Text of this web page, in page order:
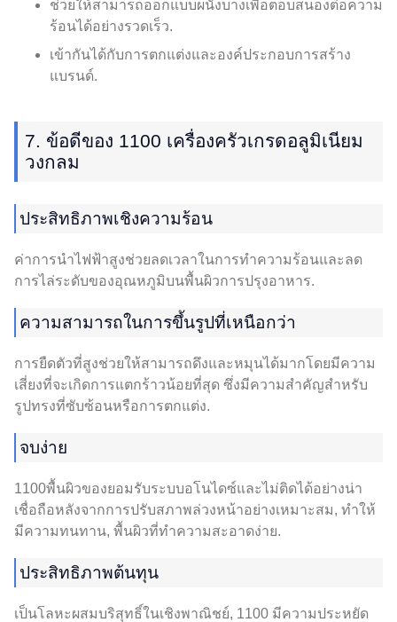
ช่วยให้สามารถออกแบบผนังบางเพื่อตอบสนองต่อความ
ร้อนได้อย่างรวดเร็ว.
เข้ากันได้กับการตกแต่งและองค์ประกอบการสร้าง
แบรนด์.
7. ข้อดีของ 1100 เครื่องครัวเกรดอลูมิเนียม
วงกลม
ประสิทธิภาพเชิงความร้อน
ค่าการนำไฟฟ้าสูงช่วยลดเวลาในการทำความร้อนและลด
การไล่ระดับของอุณหภูมิบนพื้นผิวการปรุงอาหาร.
ความสามารถในการขึ้นรูปที่เหนือกว่า
การยืดตัวที่สูงช่วยให้สามารถดึงและหมุนได้มากโดยมีความ
เสี่ยงที่จะเกิดการแตกร้าวน้อยที่สุด ซึ่งมีความสำคัญสำหรับ
รูปทรงที่ซับซ้อนหรือการตกแต่ง.
จบง่าย
1100พื้นผิวของยอมรับระบบอโนไดซ์และไม่ติดได้อย่างน่า
เชื่อถือหลังจากการปรับสภาพล่วงหน้าอย่างเหมาะสม, ทำให้
มีความทนทาน, พื้นผิวที่ทำความสะอาดง่าย.
ประสิทธิภาพต้นทุน
เป็นโลหะผสมบริสุทธิ์ในเชิงพาณิชย์, 1100 มีความประหยัด